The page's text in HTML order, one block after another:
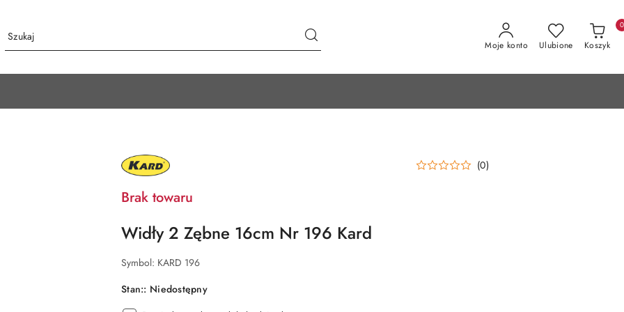
Moje konto Ulubione Koszyk
0
NAZWA
PRODUCENTA:
KARD
(0)
Brak towaru
Widły 2 Zębne 16cm Nr 196 Kard
Symbol: KARD 196
Stan:: Niedostępny